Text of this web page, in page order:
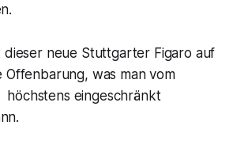
dieser neue Stuttgarter Figaro auf
Offenbarung, was man vom
höchstens eingeschränkt